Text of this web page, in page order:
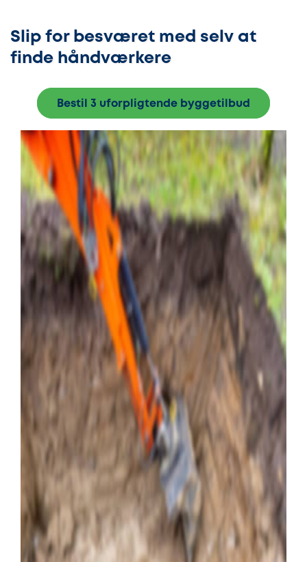
Slip for besværet med selv at
finde håndværkere
Bestil 3 uforpligtende byggetilbud